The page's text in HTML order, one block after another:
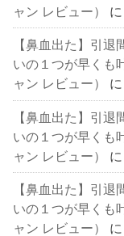
ャン レビュー）
に
【鼻血出た】引
いの１つが早くも
ャン レビュー）
に
【鼻血出た】引
いの１つが早くも
ャン レビュー）
に
【鼻血出た】引
いの１つが早くも
ャン レビュー）
に